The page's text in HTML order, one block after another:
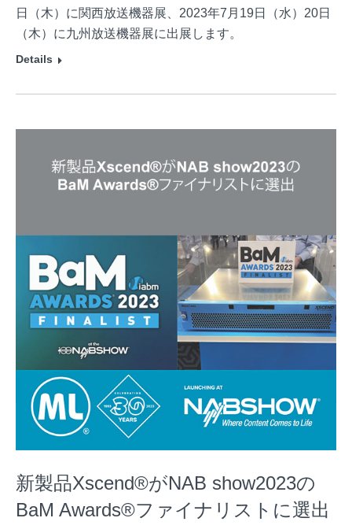
日（木）に関西放送機器展、2023年7月19日（水）20日
（木）に九州放送機器展に出展します。
Details
新製品Xscend®がNAB show2023の
BaM Awards®ファイナリストに選出